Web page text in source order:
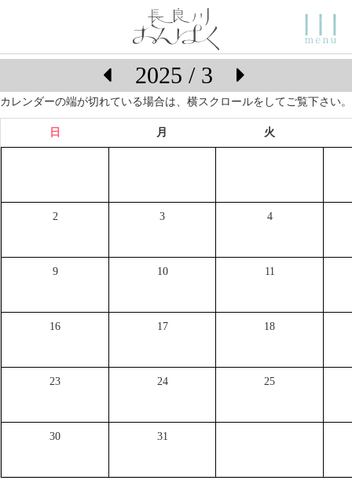
2025 / 3
カレンダーの端が切れている場合は、横スクロールをしてご覧下さい。
日 月 火
2 3 4
9 10 11
16 17 18
23 24 25
30 31